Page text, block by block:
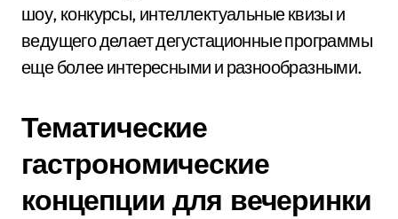
шоу, конкурсы, интеллектуальные квизы и
ведущего делает дегустационные программы
еще более интересными и разнообразными.
Тематические
гастрономические
концепции для вечеринки